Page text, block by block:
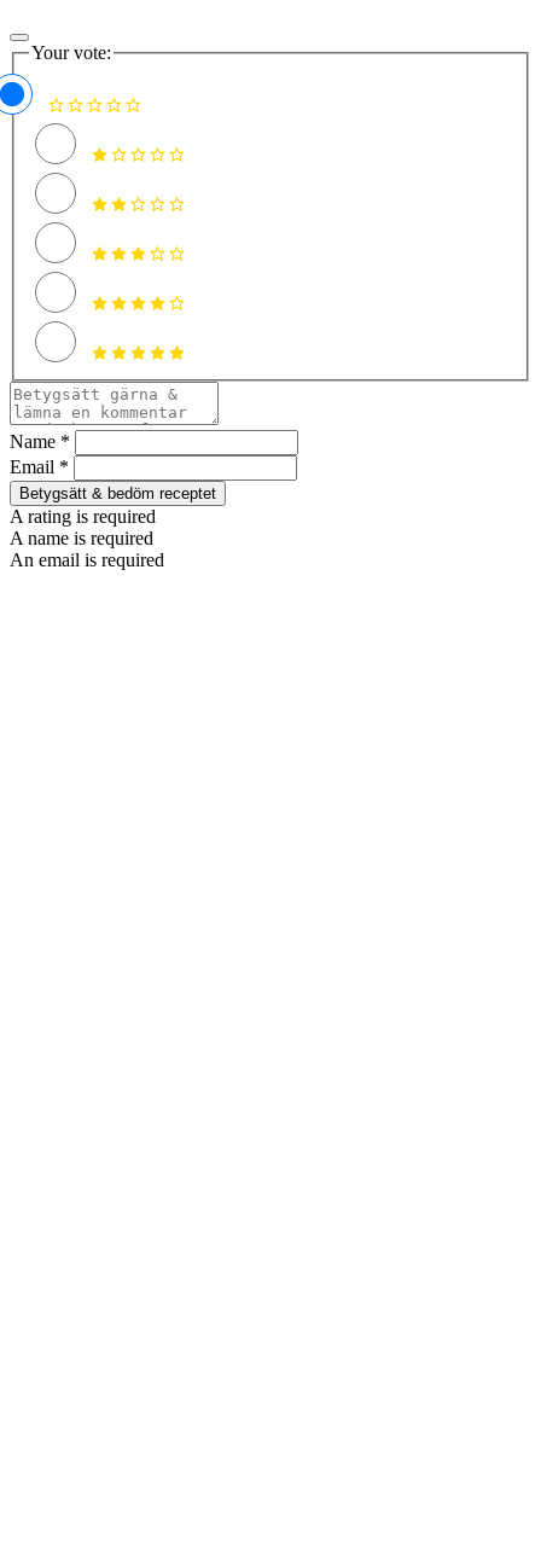
Your vote:
Name *
Email *
Betygsätt & bedöm receptet
A rating is required
A name is required
An email is required